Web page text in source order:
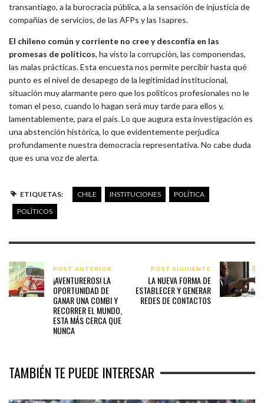
transantiago, a la burocracia pública, a la sensación de injusticia de
compañías de servicios, de las AFPs y las Isapres.
El chileno común y corriente no cree y desconfía en las
promesas de políticos, ha visto la corrupción, las componendas,
las malas prácticas. Esta encuesta nos permite percibir hasta qué
punto es el nivel de desapego de la legitimidad institucional,
situación muy alarmante pero que los políticos profesionales no le
toman el peso, cuando lo hagan será muy tarde para ellos y,
lamentablemente, para el país. Lo que augura esta investigación es
una abstención histórica, lo que evidentemente perjudica
profundamente nuestra democracia representativa. No cabe duda
que es una voz de alerta.
ETIQUETAS: CHILE INSTITUCIONES
POLÍTICA
POLÍTICOS
POST ANTERIOR
¡AVENTUREROS! LA
OPORTUNIDAD DE
GANAR UNA COMBI Y
RECORRER EL MUNDO,
ESTA MÁS CERCA QUE
NUNCA
POST SIGUIENTE
LA NUEVA FORMA DE
ESTABLECER Y GENERAR
REDES DE CONTACTOS
TAMBIÉN TE PUEDE INTERESAR